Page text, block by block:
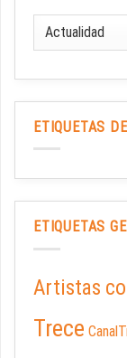
ETIQUETAS
ETIQUETAS
Artistas
Trece